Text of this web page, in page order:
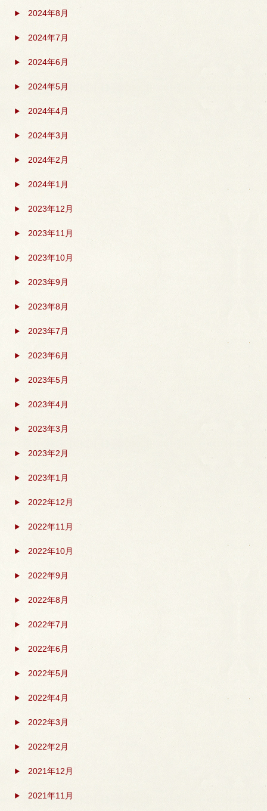
2024年8月
2024年7月
2024年6月
2024年5月
2024年4月
2024年3月
2024年2月
2024年1月
2023年12月
2023年11月
2023年10月
2023年9月
2023年8月
2023年7月
2023年6月
2023年5月
2023年4月
2023年3月
2023年2月
2023年1月
2022年12月
2022年11月
2022年10月
2022年9月
2022年8月
2022年7月
2022年6月
2022年5月
2022年4月
2022年3月
2022年2月
2021年12月
2021年11月